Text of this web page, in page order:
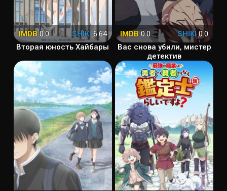
IMDB0.0 SHIKI6.64
Вторая юность Хайбары
IMDB0.0 SHIKI0.0
Вас снова убили, мистер
детектив